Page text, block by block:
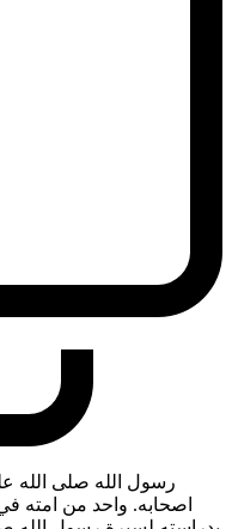
رسول الله صلى الله
اصحابه. واحد من امته